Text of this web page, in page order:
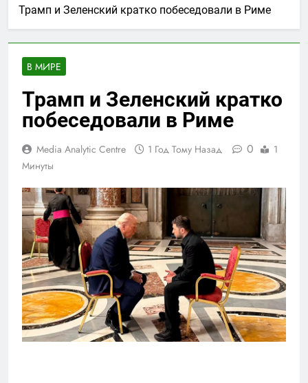
Трамп и Зеленский кратко побеседовали в Риме
В МИРЕ
Трамп и Зеленский кратко
побеседовали в Риме
Media Analytic Centre 1 Год Тому Назад 0
1
Минуты